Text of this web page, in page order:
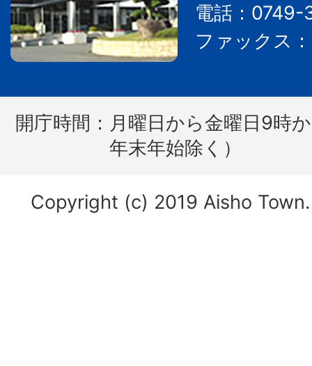
電話：0749-
ファックス
開庁時間： 月曜日から金曜日9時
年末年始除く）
Copyright (c) 2019 Aisho